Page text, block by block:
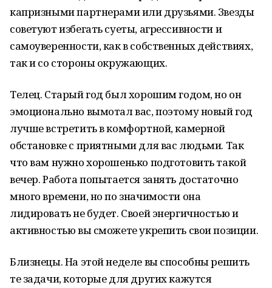
капризными партнерами или друзьями. Звезды
советуют избегать суеты, агрессивности и
самоуверенности, как в собственных действиях,
так и со стороны окружающих.
Телец. Старый год был хорошим годом, но он
эмоционально вымотал вас, поэтому новый год
лучше встретить в комфортной, камерной
обстановке с приятными для вас людьми. Так
что вам нужно хорошенько подготовить такой
вечер. Работа попытается занять достаточно
много времени, но по значимости она
лидировать не будет. Своей энергичностью и
активностью вы сможете укрепить свои позиции.
Близнецы. На этой неделе вы способны решить
те задачи, которые для других кажутся